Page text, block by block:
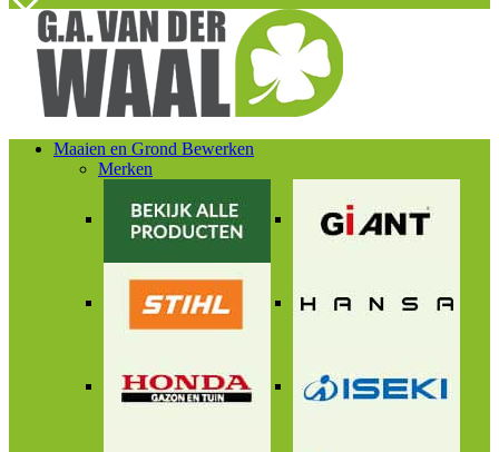
Maaien en Grond Bewerken
Merken